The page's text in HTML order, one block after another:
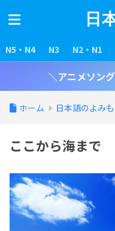
日
N5・N4 N3 N2・N1
＼アニメソン
ホーム 日本語のよみ
ここから海まで